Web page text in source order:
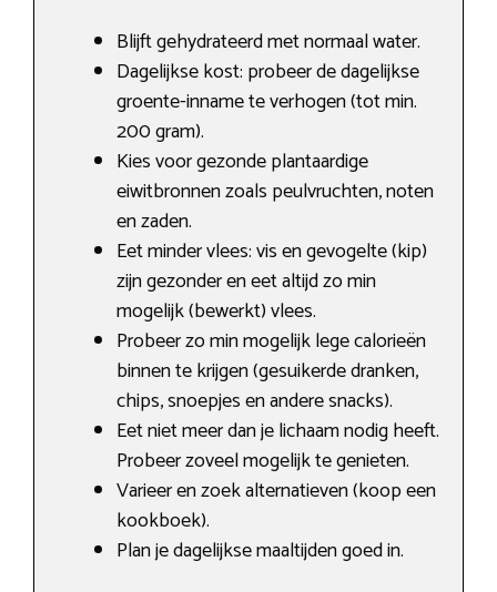
Blijft gehydrateerd met normaal water.
Dagelijkse kost: probeer de dagelijkse
groente-inname te verhogen (tot min.
200 gram).
Kies voor gezonde plantaardige
eiwitbronnen zoals peulvruchten, noten
en zaden.
Eet minder vlees: vis en gevogelte (kip)
zijn gezonder en eet altijd zo min
mogelijk (bewerkt) vlees.
Probeer zo min mogelijk lege calorieën
binnen te krijgen (gesuikerde dranken,
chips, snoepjes en andere snacks).
Eet niet meer dan je lichaam nodig heeft.
Probeer zoveel mogelijk te genieten.
Varieer en zoek alternatieven (koop een
kookboek).
Plan je dagelijkse maaltijden goed in.